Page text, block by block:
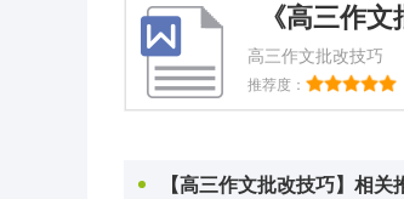
《高三作文
高三作文批改技巧
学生要做大量的习
推荐度：
【高三作文批改技巧】相关